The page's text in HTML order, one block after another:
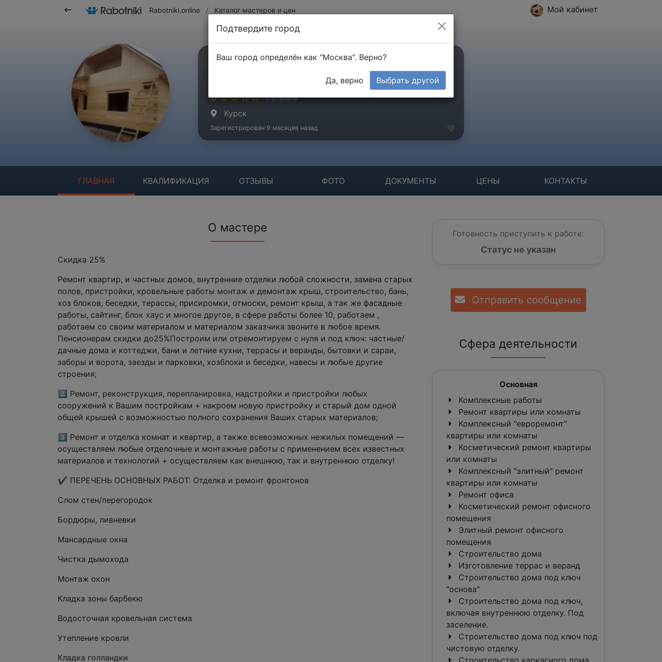
Rabotniki.online / Каталог мастеров и цен Мой кабинет
Михай Виктор
0 отзывов
Курск
Зарегистрирован 9 месяцев назад
ГЛАВНАЯ КВАЛИФИКАЦИЯ ОТЗЫВЫ ФОТО ДОКУМЕНТЫ ЦЕНЫ КОНТАКТЫ
О мастере
Скидка 25%
Ремонт квартир, и частных домов, внутренние отделки любой сложности, замена старых
полов, пристройки, кровельные работы монтаж и демонтаж крыш, строительство, бань,
хоз блоков, беседки, терассы, присиромки, отмоски, ремонт крыш, а так же фасадные
работы, сайтинг, блок хаус и многое другое, в сфере работы более 10, работаем ,
работаем со своим материалом и материалом заказчика звоните в любое время.
Пенсионерам скидки до25%Построим или отремонтируем с нуля и под ключ: частные/
дачные дома и коттеджи, бани и летние кухни, террасы и веранды, бытовки и сараи,
заборы и ворота, заезды и парковки, хозблоки и беседки, навесы и любые другие
строения;
2️⃣ Ремонт, реконструкция, перепланировка, надстройки и пристройки любых
сооружений к Вашим постройкам + накроем новую пристройку и старый дом одной
общей крышей с возможностью полного сохранения Ваших старых материалов;
3️⃣ Ремонт и отделка комнат и квартир, а также всевозможных нежилых помещений —
осуществляем любые отделочные и монтажные работы с применением всех известных
материалов и технологий + осуществляем как внешнюю, так и внутреннюю отделку!
✔️ ПЕРЕЧЕНЬ ОСНОВНЫХ РАБОТ: Отделка и ремонт фронтонов
Слом стен/перегородок
Бордюры, ливневки
Мансардные окна
Чистка дымохода
Монтаж окон
Кладка зоны барбекю
Водосточная кровельная система
Утепление кровли
Кладка голландки
Готовность приступить к работе:
Статус не указан
Отправить сообщение
Сфера деятельности
Основная
Комплексные работы
Ремонт квартиры или комнаты
Комплексный "евроремонт"
квартиры или комнаты
Косметический ремонт квартиры
или комнаты
Комплексный "элитный" ремонт
квартиры или комнаты
Ремонт офиса
Косметический ремонт офисного
помещения
Элитный ремонт офисного
помещения
Строительство дома
Изготовление террас и веранд
Строительство дома под ключ
"основа"
Строительство дома под ключ,
включая внутреннюю отделку. Под
заселение.
Строительство дома под ключ под
чистовую отделку.
Строительство каркасного дома
Подтвердите город
Ваш город определён как "Москва". Верно?
Да, верно Выбрать другой